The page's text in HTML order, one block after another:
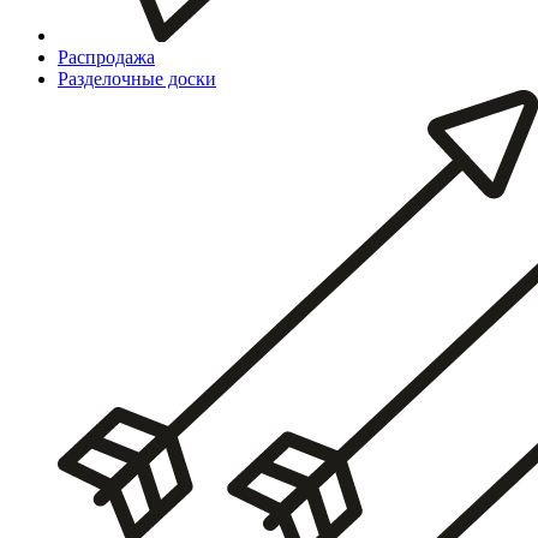
Распродажа
Разделочные доски